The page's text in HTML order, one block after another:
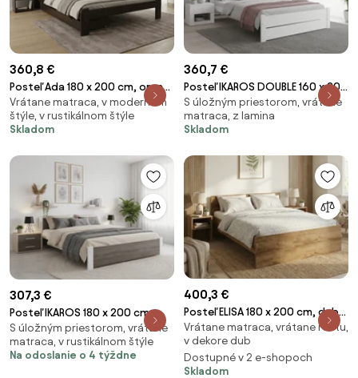
360,8 €
Posteľ Ada 180 x 200 cm, orech
Rošt: S latkovým roštom,
Matrac: Matrac SOMMERA 18
cm
Vrátane matraca, v modernom
štýle, v rustikálnom štýle
Skladom
360,7 €
Posteľ IKAROS DOUBLE 160 x 200
cm, biela Rošt: Bez roštu,
Matrac: Matrac COCO MAXI 20
cm
S úložným priestorom, vrátane
matraca, z lamina
Skladom
307,3 €
Posteľ IKAROS 180 x 200 cm,
biela/dub hľuzovka Rošt: S
latkovým roštom, Matrac:
Matrac DELUXE 10 cm
S úložným priestorom, vrátane
matraca, v rustikálnom štýle
Na odoslanie o 4 týždne
400,3 €
Posteľ ELISA 180 x 200 cm, dub
artisan Rošt: S latkovým
roštom, Matrac: Matrac
SOMMERA 18 cm
Vrátane matraca, vrátane roštu,
v dekore dub
Dostupné v 2 e-shopoch
Skladom